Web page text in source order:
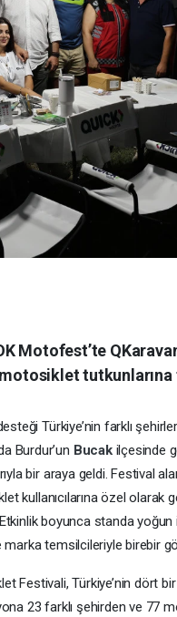
Motofest’te
tutkunlarına
Türkiye’nin farklı
Burdur’un Bucak ilçesinde
bir araya geldi. Festival
kullanıcılarına özel olarak
Etkinlik boyunca standa
temsilcileriyle birebir
Festivali, Türkiye’nin dört
23 farklı şehirden ve 77